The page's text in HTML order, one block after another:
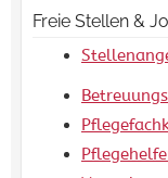
Freie Stellen &